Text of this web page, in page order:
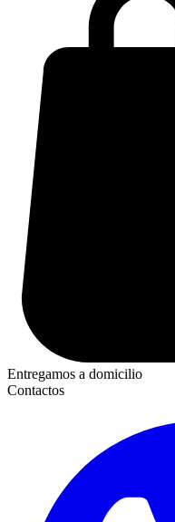
Entregamos a domicilio
Contactos